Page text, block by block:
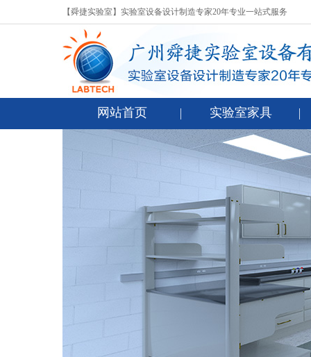
【舜捷实验室】实验室设备设计制造专家20年专业一站式服务
网站首页 实验室家具